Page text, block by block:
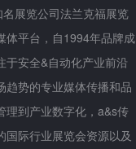
展览公司法兰克福展览
体平台，自1994年品牌成
于安全&自动化产业前沿
趋势的专业媒体传播和品
理到产业数字化，a&s传
国际行业展览会资源以及